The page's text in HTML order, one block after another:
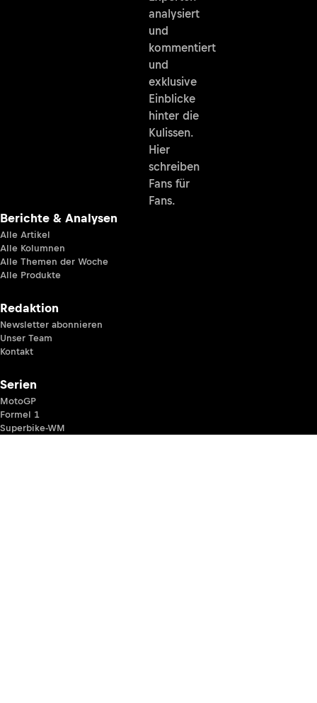
analysiert
und
kommentiert
und
exklusive
Einblicke
hinter die
Kulissen.
Hier
schreiben
Fans für
Fans.
Berichte & Analysen
Alle Artikel
Alle Kolumnen
Alle Themen der Woche
Alle Produkte
Redaktion
Newsletter abonnieren
Unser Team
Kontakt
Serien
MotoGP
Formel 1
Superbike-WM